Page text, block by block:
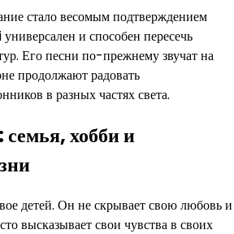
стало весомым подтверждением
и способен пересечь
Его песни по-прежнему звучат на
продолжают радовать
в разных частях света.
хобби и
детей. Он не скрывает свою любовь и
высказывает свои чувства в своих